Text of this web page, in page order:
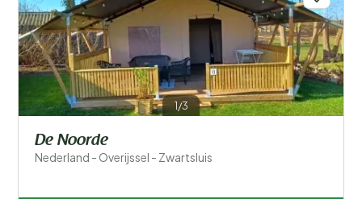
1/3
De Noorde
Nederland - Overijssel - Zwartsluis